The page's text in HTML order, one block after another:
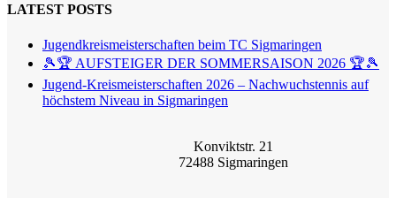
LATEST POSTS
Jugendkreismeisterschaften beim TC Sigmaringen
🎾🏆 AUFSTEIGER DER SOMMERSAISON 2026 🏆🎾
Jugend-Kreismeisterschaften 2026 – Nachwuchstennis auf
höchstem Niveau in Sigmaringen
Konviktstr. 21
72488 Sigmaringen